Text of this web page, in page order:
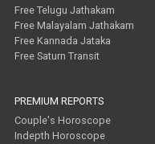
Free Telugu Jathakam
Free Malayalam Jathakam
Free Kannada Jataka
Free Saturn Transit
PREMIUM REPORTS
Couple's Horoscope
Indepth Horoscope